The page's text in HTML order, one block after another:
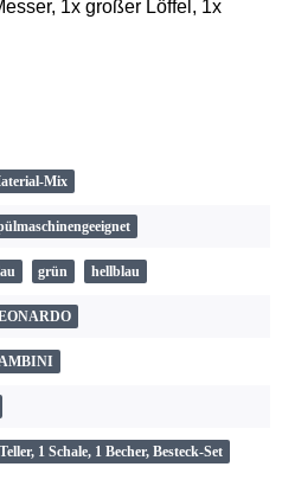
1x großer Löffel, 1x
Mix
grün hellblau
1 Schale, 1 Becher, Besteck-Set